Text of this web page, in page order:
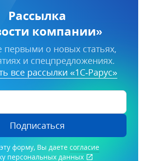
Рассылка
компании»
первыми о новых статьях,
и спецпредложениях.
все рассылки «1С‑Рарус»
Подписаться
форму, Вы даете согласие
персональных данных